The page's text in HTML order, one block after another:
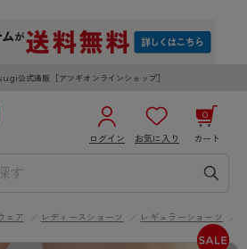
公式通販［アツギオンラインショップ］
ログイン お気に入り カート
0
のご購入で送料無料
ン／新規会員登録
ェア レディースショーツ レギュラーショーツ